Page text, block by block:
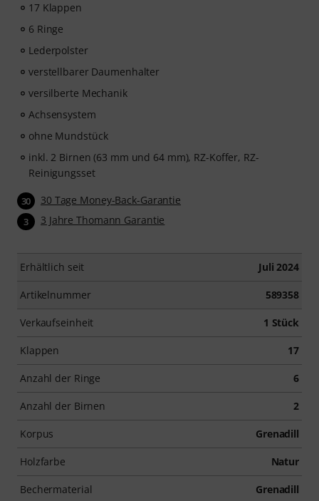
17 Klappen
6 Ringe
Lederpolster
verstellbarer Daumenhalter
versilberte Mechanik
Achsensystem
ohne Mundstück
inkl. 2 Birnen (63 mm und 64 mm), RZ-Koffer, RZ-
Reinigungsset
30 30 Tage Money-Back-Garantie
3 3 Jahre Thomann Garantie
Erhältlich seit Juli 2024
Artikelnummer 589358
Verkaufseinheit 1 Stück
Klappen 17
Anzahl der Ringe 6
Anzahl der Birnen 2
Korpus Grenadill
Holzfarbe Natur
Bechermaterial Grenadill